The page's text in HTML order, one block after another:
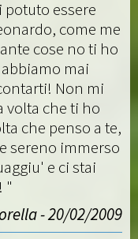
essere
come me
cose no ti ho
mai
Non mi
volta che ti ho
che penso a te,
sereno immerso
e ci stai
"
- 20/02/2009